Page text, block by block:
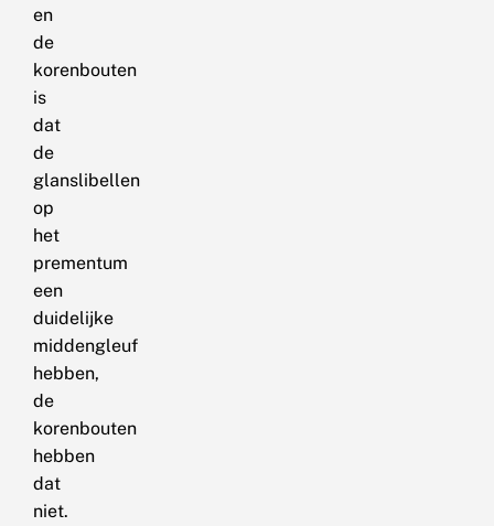
en
de
korenbouten
is
dat
de
glanslibellen
op
het
prementum
een
duidelijke
middengleuf
hebben,
de
korenbouten
hebben
dat
niet.